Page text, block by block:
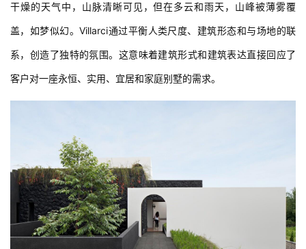
干燥的天气中，山脉清晰可见，但在多云和雨天，山峰被薄雾覆
盖，如梦似幻。Villarci通过平衡人类尺度、建筑形态和与场地的联
系，创造了独特的氛围。这意味着建筑形式和建筑表达直接回应了
客户对一座永恒、实用、宜居和家庭别墅的需求。